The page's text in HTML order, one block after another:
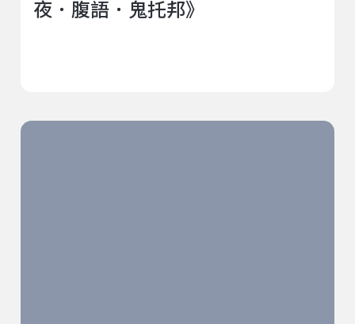
夜．腹語．鬼托邦》
2025構作與創作秋季課程：在「天使降臨在舞台時」以